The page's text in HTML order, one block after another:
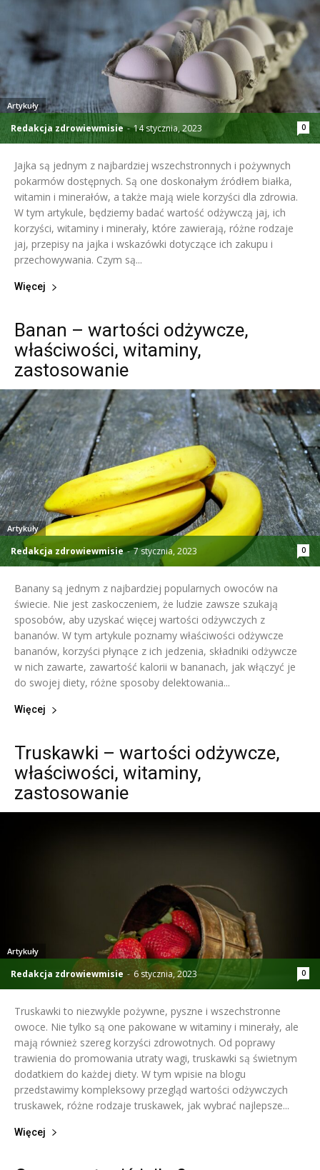
Redakcja zdrowiewmisie - 14 stycznia, 2023 0
Artykuły
Jajka są jednym z najbardziej wszechstronnych i pożywnych
pokarmów dostępnych. Są one doskonałym źródłem białka,
witamin i minerałów, a także mają wiele korzyści dla zdrowia.
W tym artykule, będziemy badać wartość odżywczą jaj, ich
korzyści, witaminy i minerały, które zawierają, różne rodzaje
jaj, przepisy na jajka i wskazówki dotyczące ich zakupu i
przechowywania. Czym są...
Więcej
Banan – wartości odżywcze,
właściwości, witaminy,
zastosowanie
Redakcja zdrowiewmisie - 7 stycznia, 2023 0
Artykuły
Banany są jednym z najbardziej popularnych owoców na
świecie. Nie jest zaskoczeniem, że ludzie zawsze szukają
sposobów, aby uzyskać więcej wartości odżywczych z
bananów. W tym artykule poznamy właściwości odżywcze
bananów, korzyści płynące z ich jedzenia, składniki odżywcze
w nich zawarte, zawartość kalorii w bananach, jak włączyć je
do swojej diety, różne sposoby delektowania...
Więcej
Truskawki – wartości odżywcze,
właściwości, witaminy,
zastosowanie
Redakcja zdrowiewmisie - 6 stycznia, 2023 0
Artykuły
Truskawki to niezwykle pożywne, pyszne i wszechstronne
owoce. Nie tylko są one pakowane w witaminy i minerały, ale
mają również szereg korzyści zdrowotnych. Od poprawy
trawienia do promowania utraty wagi, truskawki są świetnym
dodatkiem do każdej diety. W tym wpisie na blogu
przedstawimy kompleksowy przegląd wartości odżywczych
truskawek, różne rodzaje truskawek, jak wybrać najlepsze...
Więcej